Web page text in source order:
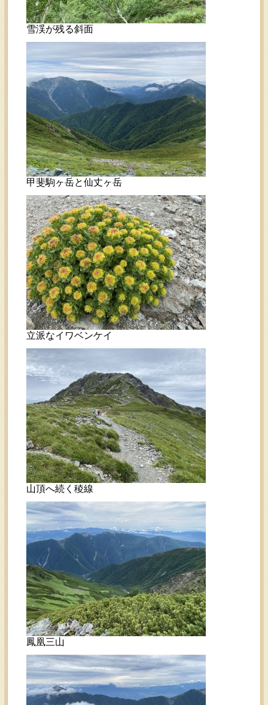
雪渓が残る斜面
甲斐駒ヶ岳と仙丈ヶ岳
立派なイワベンケイ
山頂へ続く稜線
鳳凰三山